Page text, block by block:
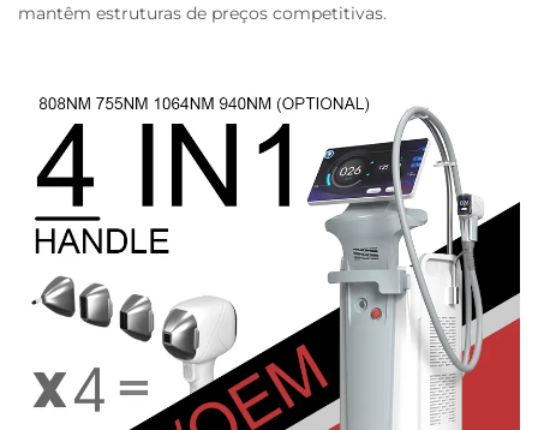
mantêm estruturas de preços competitivas.